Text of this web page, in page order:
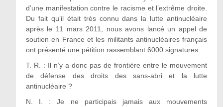
d’une manifestation contre le racisme et l’extrême droite.
Du fait qu’il était très connu dans la lutte antinucléaire
après le 11 mars 2011, nous avons lancé un appel de
soutien en France et les militants antinucléaires français
ont présenté une pétition rassemblant 6000 signatures.
T. R. : Il n’y a donc pas de frontière entre le mouvement
de défense des droits des sans-abri et la lutte
antinucléaire ?
N. I. : Je ne participais jamais aux mouvements